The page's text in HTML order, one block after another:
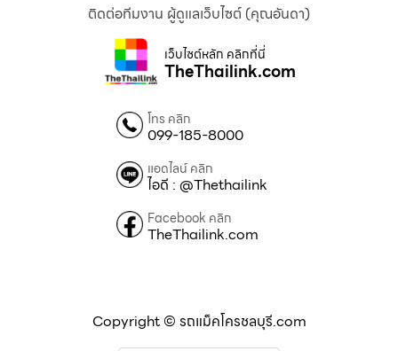
ติดต่อทีมงาน ผู้ดูแลเว็บไซต์ (คุณอันดา)
เว็บไซต์หลัก คลิกที่นี่
TheThailink.com
โทร คลิก
099-185-8000
แอดไลน์ คลิก
ไอดี : @Thethailink
Facebook คลิก
TheThailink.com
Copyright © รถแม็คโครชลบุรี.com